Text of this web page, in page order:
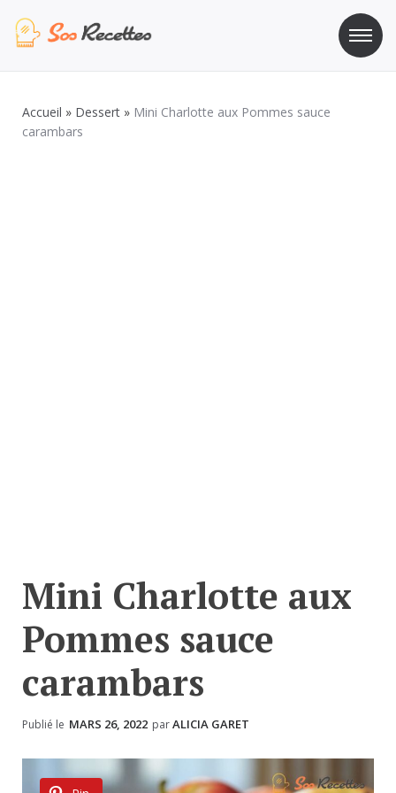
au
Accueil » Dessert » Mini Charlotte aux Pommes sauce
carambars
Mini Charlotte aux
Pommes sauce
carambars
Publié le MARS 26, 2022 parALICIA GARET